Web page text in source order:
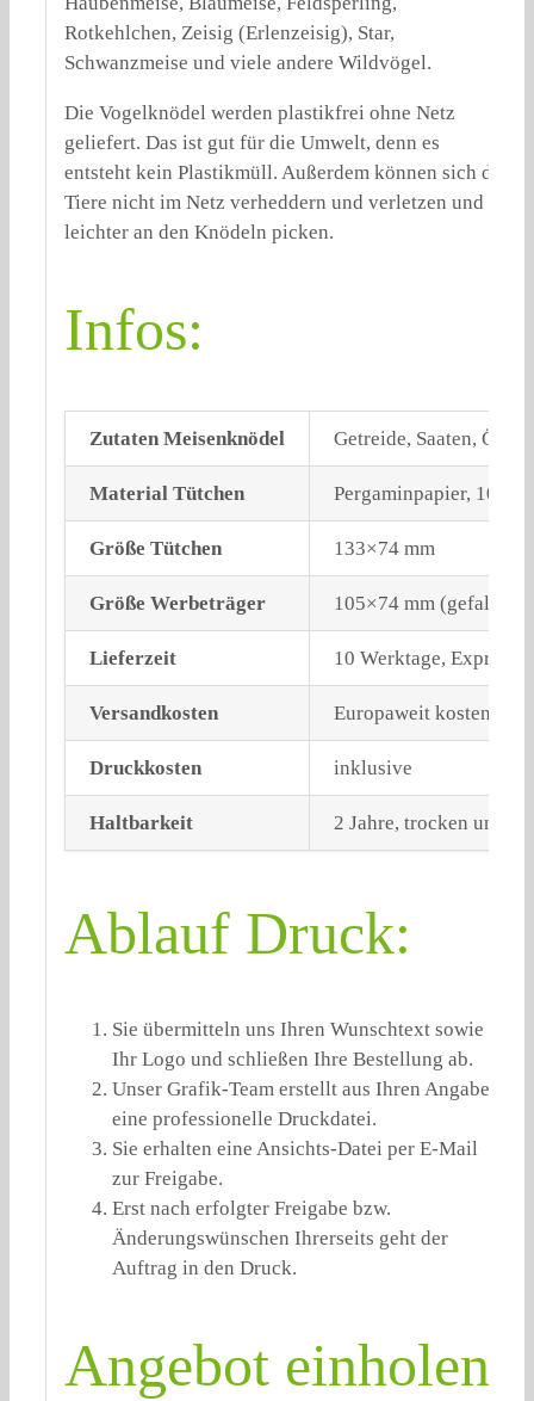
Rotkehlchen, Zeisig (Erlenzeisig), Star,
Schwanzmeise und viele andere Wildvögel.
Die Vogelknödel werden plastikfrei ohne Netz
geliefert. Das ist gut für die Umwelt, denn es
entsteht kein Plastikmüll. Außerdem können sich die
Tiere nicht im Netz verheddern und verletzen und
leichter an den Knödeln picken.
Infos:
Zutaten Meisenknödel Getreide, Saaten, Öle
Material Tütchen Pergaminpapier,
Größe Tütchen 133×74 mm
Größe Werbeträger 105×74 mm (gefalzt)
Lieferzeit 10 Werktage,
Versandkosten Europaweit
Druckkosten inklusive
Haltbarkeit 2 Jahre, trocken und
Ablauf Druck:
Sie übermitteln uns Ihren Wunschtext sowie
Ihr Logo und schließen Ihre Bestellung ab.
Unser Grafik-Team erstellt aus Ihren Angaben
eine professionelle Druckdatei.
Sie erhalten eine Ansichts-Datei per E-Mail
zur Freigabe.
Erst nach erfolgter Freigabe bzw.
Änderungswünschen Ihrerseits geht der
Auftrag in den Druck.
Angebot einholen: